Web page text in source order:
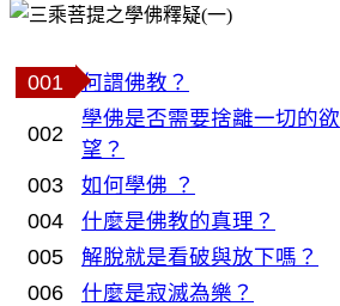
001 何謂佛教？
002
學佛是否需要捨離一切的欲
望？
003 如何學佛 ？
004
什麼是佛教的真理？
005
解脫就是看破與放下嗎？
006
什麼是寂滅為樂？